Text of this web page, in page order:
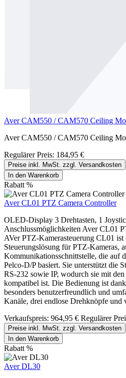
Aver CAM550 / CAM570 Ceiling
Aver CAM550 / CAM570 Ceiling
Regulärer Preis: 184,95 €
Preise inkl. MwSt. zzgl. Versandkosten
In den Warenkorb
Rabatt %
Aver CL01 PTZ Camera Controller
OLED-Display 3 Drehtasten, 1
Anschlussmöglichkeiten Aver CL01
AVer PTZ-Kamerasteuerung CL01 ist
Steuerungslösung für PTZ-Kameras,
Kommunikationsschnittstelle, die auf
Pelco-D/P basiert. Sie unterstützt die
RS-232 sowie IP, wodurch sie mit
kompatibel ist. Die Bedienung ist
besonders benutzerfreundlich und
Kanäle, drei endlose Drehknöpfe und
Verkaufspreis: 964,95 € Regulärer
Preise inkl. MwSt. zzgl. Versandkosten
In den Warenkorb
Rabatt %
Aver DL30